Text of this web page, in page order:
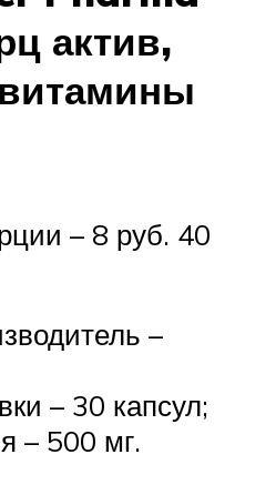
актив,
– 8 руб. 40
–
– 30 капсул;
– 500 мг.